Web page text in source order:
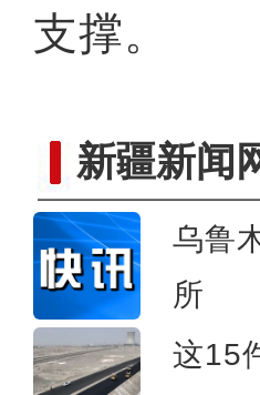
支撑。
新疆新闻
乌鲁
所
这15
阿克